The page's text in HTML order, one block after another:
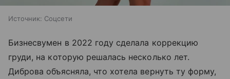
Источник: Соцсети
Бизнесвумен в 2022 году сделала коррекцию
груди, на которую решалась несколько лет.
Диброва объясняла, что хотела вернуть ту форму,